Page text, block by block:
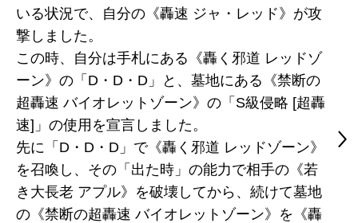
いる状況で、自分の《轟速 ジャ・レッド》が攻
撃しました。
この時、自分は手札にある《轟く邪道 レッドゾ
ーン》の「D・D・D」と、墓地にある《禁断の
超轟速 バイオレットゾーン》の「S級侵略 [超轟
速]」の使用を宣言しました。
先に「D・D・D」で《轟く邪道 レッドゾーン》
を召喚し、その「出た時」の能力で相手の《若
き大長老 アプル》を破壊してから、続けて墓地
の《禁断の超轟速 バイオレットゾーン》を《轟